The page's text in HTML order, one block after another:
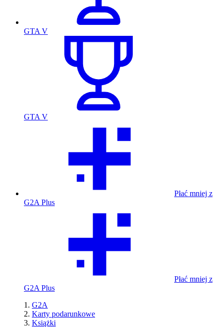
GTA V
GTA V
Płać mniej z
G2A Plus
Płać mniej z
G2A Plus
G2A
Karty podarunkowe
Książki